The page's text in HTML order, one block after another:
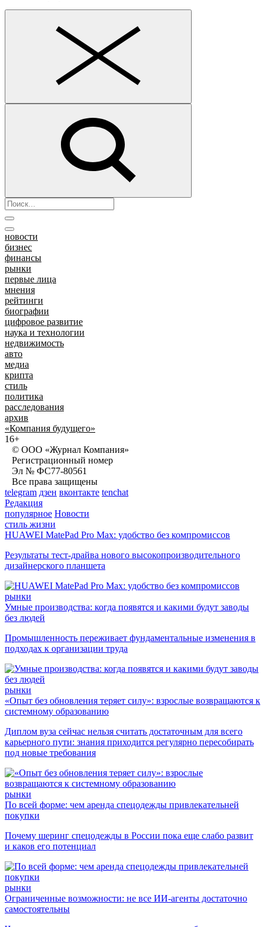
новости
бизнес
финансы
рынки
первые лица
мнения
рейтинги
биографии
цифровое развитие
наука и технологии
недвижимость
авто
медиа
крипта
стиль
политика
расследования
архив
«Компания будущего»
16+
© ООО «Журнал Компания»
Регистрационный номер
Эл № ФС77-80561
Все права защищены
telegram дзен вконтакте tenchat
Редакция
популярное Новости
стиль жизни
HUAWEI MatePad Pro Max: удобство без компромиссов
Результаты тест-драйва нового высокопроизводительного
дизайнерского планшета
рынки
Умные производства: когда появятся и какими будут заводы
без людей
Промышленность переживает фундаментальные изменения в
подходах к организации труда
рынки
«Опыт без обновления теряет силу»: взрослые возвращаются к
системному образованию
Диплом вуза сейчас нельзя считать достаточным для всего
карьерного пути: знания приходится регулярно пересобирать
под новые требования
рынки
По всей форме: чем аренда спецодежды привлекательней
покупки
Почему шеринг спецодежды в России пока еще слабо развит
и каков его потенциал
рынки
Ограниченные возможности: не все ИИ-агенты достаточно
самостоятельны